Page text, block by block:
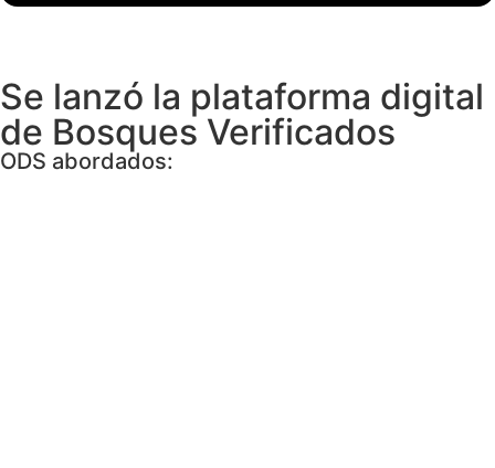
Se lanzó la plataforma digital
de Bosques Verificados
ODS abordados: